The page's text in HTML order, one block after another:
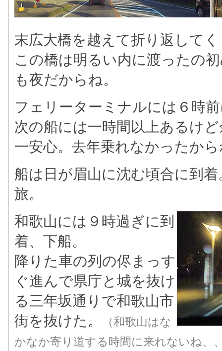
末広大橋を越えて折り返して
この橋は明るい内に渡ったの
も夜だからね。
フェリーターミナルには６時
次の船には一時間以上あるけ
一安心。去年乗れなかったか
船は日が眉山に沈む頃合に到
旅。
和歌山には９時過ぎに到
着、下船。
降りた車の列の侭まっす
ぐ進んで県庁と城を抜け
る三年坂通りで和歌山市
街を抜けた。
（和歌山はな
かなか寄り道する時間に来れないね、